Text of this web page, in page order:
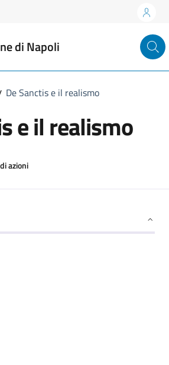
di Napoli
De Sanctis e il realismo
e il realismo
azioni